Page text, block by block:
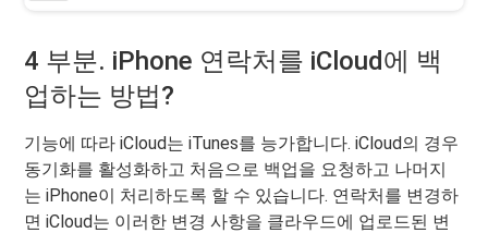
4 부분. iPhone 연락처를 iCloud에 백
업하는 방법?
기능에 따라 iCloud는 iTunes를 능가합니다. iCloud의 경우
동기화를 활성화하고 처음으로 백업을 요청하고 나머지
는 iPhone이 처리하도록 할 수 있습니다. 연락처를 변경하
면 iCloud는 이러한 변경 사항을 클라우드에 업로드된 변